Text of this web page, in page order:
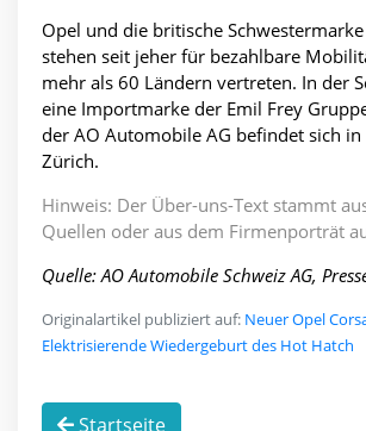
Opel und die britische
stehen seit jeher für bezahlbare
mehr als 60 Ländern vertreten. In der
eine Importmarke der Emil Frey
der AO Automobile AG befindet sich
Zürich.
Hinweis: Der Über-uns-Text stammt
Quellen oder aus dem Firmenporträt
Quelle: AO Automobile Schweiz AG,
Originalartikel publiziert auf: Neuer Opel
Elektrisierende Wiedergeburt des Hot Hatch
Startseite